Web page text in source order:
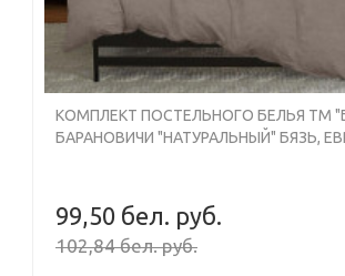
переплетения, хотя и обычная бязь
производителя имеет большой
линяет и не выцветает.
Определитесь с рисунком.
природные мотивы, однотонные
это в нашем каталоге с фото и
КОМПЛЕКТ ПОСТЕЛЬНОГО БЕЛЬЯ ТМ
БАРАНОВИЧИ "НАТУРАЛЬНЫЙ" БЯЗЬ,
99,50 бел. руб.
102,84 бел. руб.